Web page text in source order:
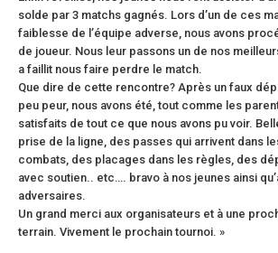
solde par 3 matchs gagnés. Lors d’un de ces
faiblesse de l’équipe adverse, nous avons
de joueur. Nous leur passons un de nos
a faillit nous faire perdre le match.
Que dire de cette rencontre? Après un faux
peu peur, nous avons été, tout comme les
satisfaits de tout ce que nous avons pu voir.
prise de la ligne, des passes qui arrivent dans
combats, des placages dans les règles, des
avec soutien.. etc…. bravo à nos jeunes ainsi
adversaires.
Un grand merci aux organisateurs et à une
terrain. Vivement le prochain tournoi. »